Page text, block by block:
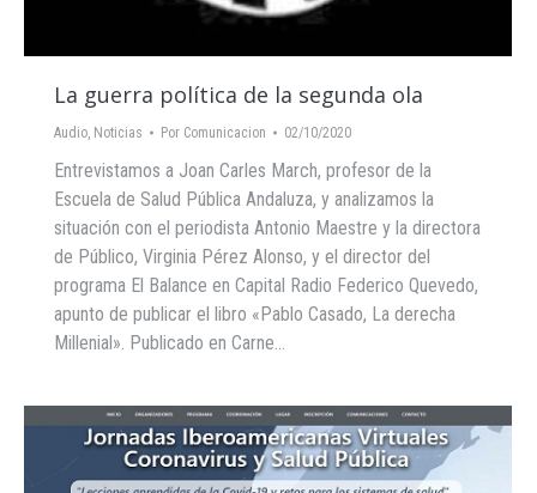
La guerra política de la segunda ola
Audio, Noticias Por Comunicacion 02/10/2020
Entrevistamos a Joan Carles March, profesor de la
Escuela de Salud Pública Andaluza, y analizamos la
situación con el periodista Antonio Maestre y la directora
de Público, Virginia Pérez Alonso, y el director del
programa El Balance en Capital Radio Federico Quevedo,
apunto de publicar el libro «Pablo Casado, La derecha
Millenial». Publicado en Carne…